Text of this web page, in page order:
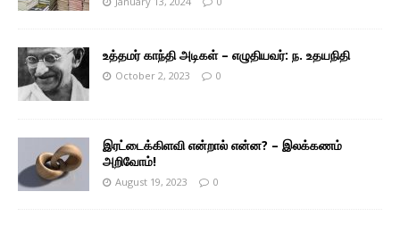
உத்தமர் காந்தி அடிகள் – எழுதியவர்: ந. உதயநிதி
October 2, 2023 0
இரட்டைக்கிளவி என்றால் என்ன? – இலக்கணம்
அறிவோம்!
August 19, 2023 0